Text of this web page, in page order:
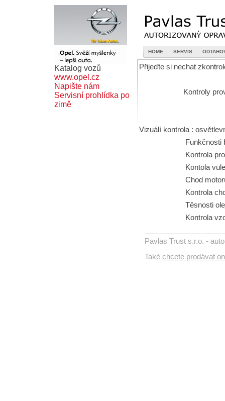
Katalog vozů
www.opel.cz
Napište nám
Servisní prohlídka po
zimě
HOME SERVIS
Přijeďte si nechat
Kontroly
Vizuálí kontrola :
Funkčnosti
Kontrola
Kontola vule na
Chod motoru
Kontrola chodu
Těsnosti
Kontrola vzorku
Pavlas Trust s.r.o. -
Také chcete prodávat